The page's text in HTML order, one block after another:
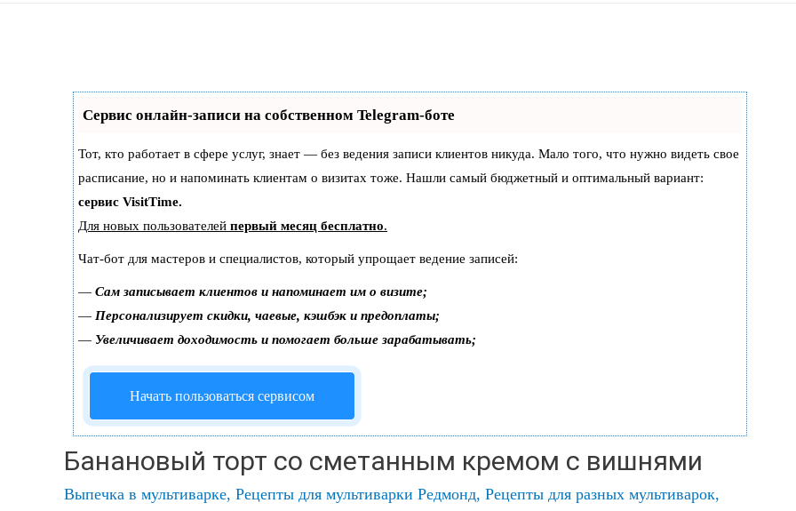
Сервис онлайн-записи на собственном Telegram-боте
Тот, кто работает в сфере услуг, знает — без ведения записи клиентов никуда. Мало того, что нужно видеть свое
расписание, но и напоминать клиентам о визитах тоже. Нашли самый бюджетный и оптимальный вариант:
сервис VisitTime.
Для новых пользователей первый месяц бесплатно.
Чат-бот для мастеров и специалистов, который упрощает ведение записей:
— Сам записывает клиентов и напоминает им о визите;
— Персонализирует скидки, чаевые, кэшбэк и предоплаты;
— Увеличивает доходимость и помогает больше зарабатывать;
Начать пользоваться сервисом
Банановый торт со сметанным кремом с вишнями
Выпечка в мультиварке, Рецепты для мультиварки Редмонд, Рецепты для разных мультиварок,